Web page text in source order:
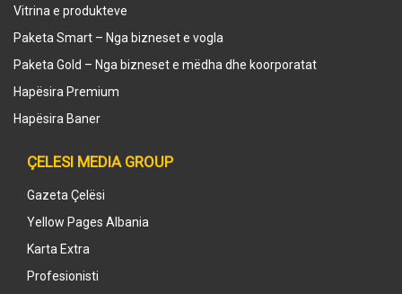
Vitrina e produkteve
Paketa Smart – Nga bizneset e vogla
Paketa Gold – Nga bizneset e mëdha dhe koorporatat
Hapësira Premium
Hapësira Baner
ÇELESI MEDIA GROUP
Gazeta Çelësi
Yellow Pages Albania
Karta Extra
Profesionisti